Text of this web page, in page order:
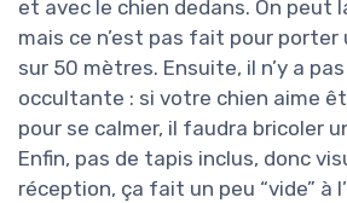
et avec le chien dedans. On peut
mais ce n’est pas fait pour porter
sur 50 mètres. Ensuite, il n’y a
occultante : si votre chien aime
pour se calmer, il faudra bricoler
Enfin, pas de tapis inclus, donc
réception, ça fait un peu “vide” à